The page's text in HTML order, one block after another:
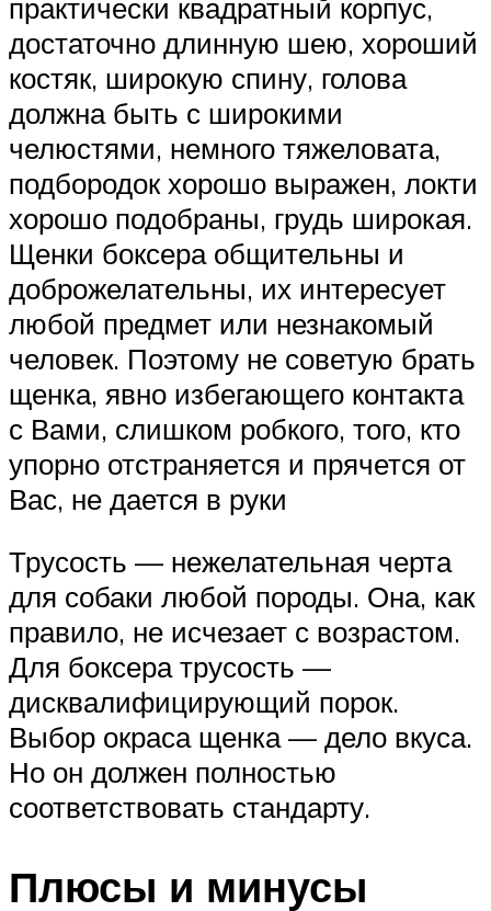
практически квадратный корпус,
достаточно длинную шею, хороший
костяк, широкую спину, голова
должна быть с широкими
челюстями, немного тяжеловата,
подбородок хорошо выражен, локти
хорошо подобраны, грудь широкая.
Щенки боксера общительны и
доброжелательны, их интересует
любой предмет или незнакомый
человек. Поэтому не советую брать
щенка, явно избегающего контакта
с Вами, слишком робкого, того, кто
упорно отстраняется и прячется от
Вас, не дается в руки
Трусость — нежелательная черта
для собаки любой породы. Она, как
правило, не исчезает с возрастом.
Для боксера трусость —
дисквалифицирующий порок.
Выбор окраса щенка — дело вкуса.
Но он должен полностью
соответствовать стандарту.
Плюсы и минусы